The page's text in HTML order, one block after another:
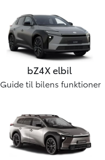
bZ4X elbil
Guide til bilens funktioner